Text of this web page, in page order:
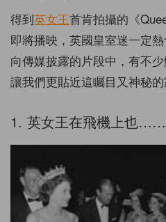
得到英女王首肯拍攝的《
即將播映，英國皇室迷一定
向傳媒披露的片段中，有不
讓我們更貼近這矚目又神秘
1. 英女王在飛機上也……